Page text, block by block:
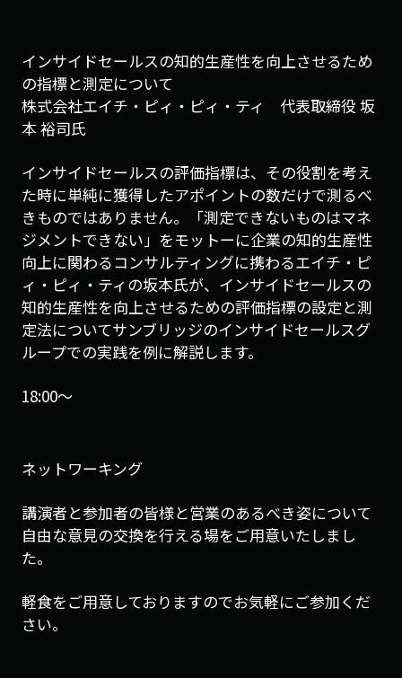
インサイドセールスの知的生産性を向上させるため
の指標と測定について
株式会社エイチ・ピィ・ピィ・ティ 代表取締役 坂
本 裕司氏
インサイドセールスの評価指標は、その役割を考え
た時に単純に獲得したアポイントの数だけで測るべ
きものではありません。「測定できないものはマネ
ジメントできない」をモットーに企業の知的生産性
向上に関わるコンサルティングに携わるエイチ・ピ
ィ・ピィ・ティの坂本氏が、インサイドセールスの
知的生産性を向上させるための評価指標の設定と測
定法についてサンブリッジのインサイドセールスグ
ループでの実践を例に解説します。
18:00〜
ネットワーキング
講演者と参加者の皆様と営業のあるべき姿について
自由な意見の交換を行える場をご用意いたしまし
た。
軽食をご用意しておりますのでお気軽にご参加くだ
さい。